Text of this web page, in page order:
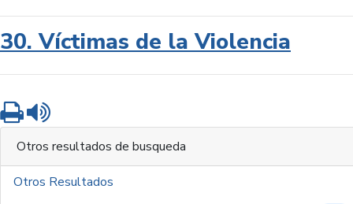
30. Víctimas de la Violencia
Imprimir
Otros resultados de busqueda
Otros Resultados